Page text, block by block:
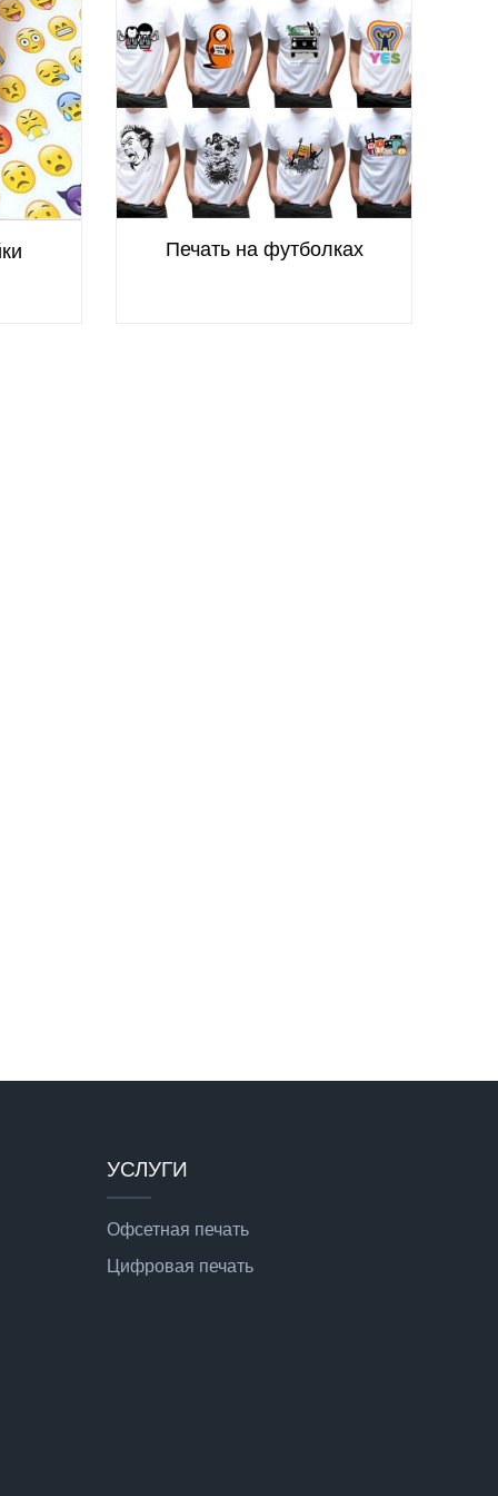
согласился. Позвонили
сообщили, что все готово.
персонал, что удивило
Вернусь с еще большим
Печать на футболках
УСЛУГИ
Офсетная печать
Цифровая печать